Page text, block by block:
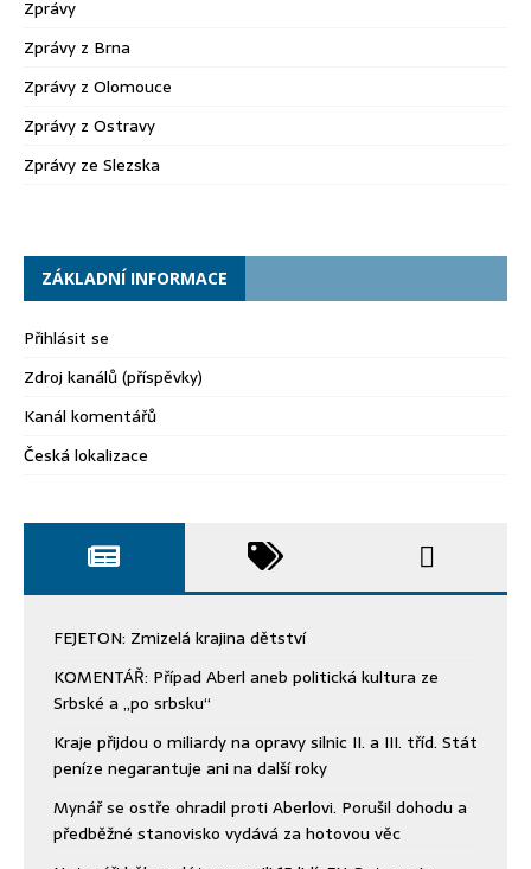
Zprávy
Zprávy z Brna
Zprávy z Olomouce
Zprávy z Ostravy
Zprávy ze Slezska
ZÁKLADNÍ INFORMACE
Přihlásit se
Zdroj kanálů (příspěvky)
Kanál komentářů
Česká lokalizace
FEJETON: Zmizelá krajina dětství
KOMENTÁŘ: Případ Aberl aneb politická kultura ze
Srbské a „po srbsku“
Kraje přijdou o miliardy na opravy silnic II. a III. tříd. Stát
peníze negarantuje ani na další roky
Mynář se ostře ohradil proti Aberlovi. Porušil dohodu a
předběžné stanovisko vydává za hotovou věc